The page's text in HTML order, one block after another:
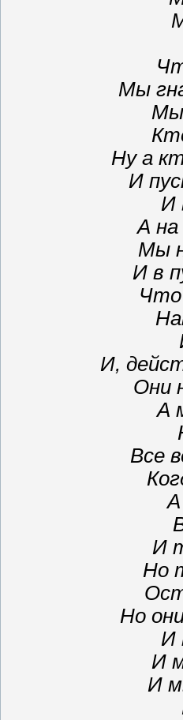
Мы
Мы
Ну а
И
И
А на
Мы
И в
Что
И,
Они
А
Все
А
И
Но
Но
И
И
И